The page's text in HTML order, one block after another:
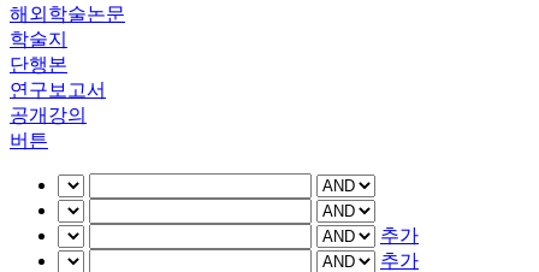
해외학술논문
학술지
단행본
연구보고서
공개강의
버튼
추가
추가